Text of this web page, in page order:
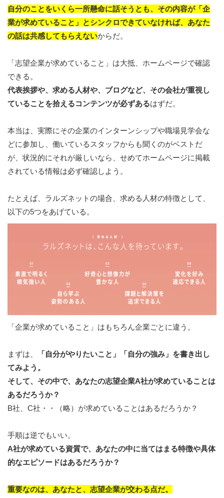
自分のことをいくら一所懸命に話そうとも、その内容が「企
業が求めていること」とシンクロできていなければ、あなた
の話は共感してもらえないからだ。
「志望企業が求めていること」は大抵、ホームページで確認
できる。
代表挨拶や、求める人材や、ブログなど、その会社が重視し
ていることを拾えるコンテンツが必ずあるはずだ。
本当は、実際にその企業のインターンシップや職場見学会な
どに参加し、働いているスタッフからも聞くのがベストだ
が、状況的にそれが厳しいなら、せめてホームページに掲載
されている情報は必ず確認しよう。
たとえば、ラルズネットの場合、求める人材の特徴として、
以下の5つをあげている。
「企業が求めていること」はもちろん企業ごとに違う。
まずは、
「自分がやりたいこと」「自分の強み」を書き出し
てみよう。
そして、その中で、あなたの志望企業A社が求めていることは
あるだろうか？
B社、C社・・（略）が求めていることはあるだろうか？
手順は逆でもいい。
A社が求めている資質で、あなたの中に当てはまる特徴や具体
的なエピソードはあるだろうか？
重要なのは、あなたと、志望企業が交わる点だ。